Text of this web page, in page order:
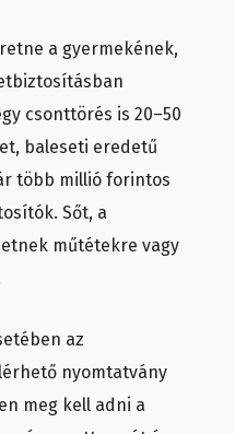
a gyermekének,
csonttörés is 20–50
baleseti eredetű
több millió forintos
Sőt, a
műtétekre vagy
az
nyomtatvány
meg kell adni a